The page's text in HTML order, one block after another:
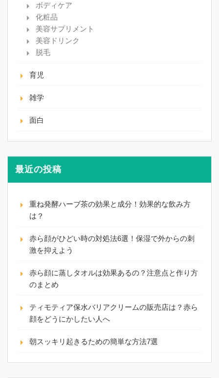
ボディケア
化粧品
美容サプリメント
美容ドリンク
脱毛
育児
雑学
面白
最近の投稿
重ね発酵ハーブ茶の効果と成分！効果的な飲み方
は？
赤ら顔がひどい時の対処法6選！保湿で外からの刺
激を抑えよう
赤ら顔に蒸しタオルは効果あるの？注意点と作り方
のまとめ
ティモティア保水バリアクリームの販売店は？赤ら
顔をどうにかしたい人へ
朝スッキリ起きるための簡単な方法7選